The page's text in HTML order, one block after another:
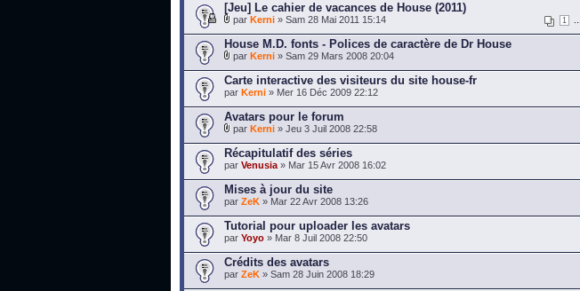
[Jeu] Le cahier de vacances de House (2011)
1
par Kerni » Sam 28 Mai 2011 15:14
House M.D. fonts - Polices de caractère de Dr House
par Kerni » Sam 29 Mars 2008 20:04
Carte interactive des visiteurs du site house-fr
par Kerni » Mer 16 Déc 2009 22:12
Avatars pour le forum
par Kerni » Jeu 3 Juil 2008 22:58
Récapitulatif des séries
par Venusia » Mar 15 Avr 2008 16:02
Mises à jour du site
par ZeK » Mar 22 Avr 2008 13:26
Tutorial pour uploader les avatars
par Yoyo » Mar 8 Juil 2008 22:50
Crédits des avatars
par ZeK » Sam 28 Juin 2008 18:29